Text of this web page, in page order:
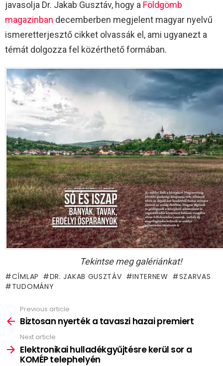
javasolja Dr. Jakab Gusztáv, hogy a Földgömb
magazinban decemberben megjelent magyar nyelvű
ismeretterjesztő cikket olvassák el, ami ugyanezt a
témát dolgozza fel közérthető formában.
Tekintse meg galériánkat!
CÍMLAP DR. JAKAB GUSZTÁV INTERNEW
SZARVAS
TUDOMÁNY
more
Previous article
Biztosan nyerték a tavaszi hazai premiert
Next article
Elektronikai hulladékgyűjtésre kerül sor a
KOMÉP telephelyén